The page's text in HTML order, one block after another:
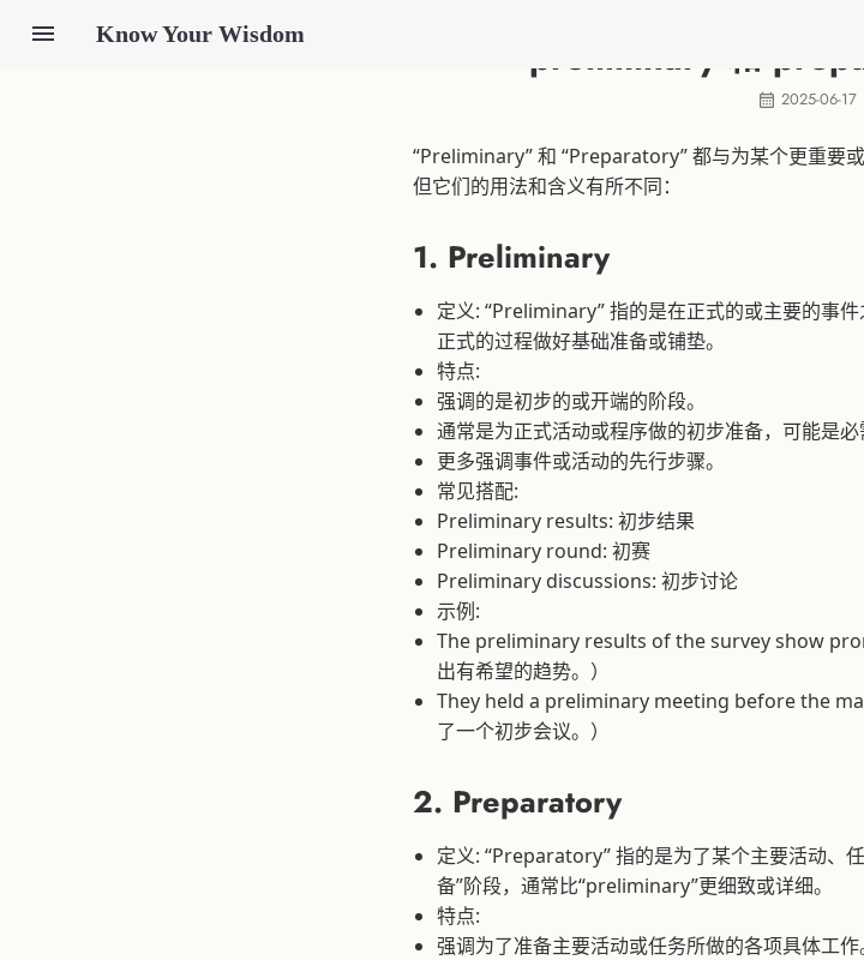
Know Your Wisdom preliminary 和
2025-06-17
“Preliminary” 和 “Preparatory” 都与为某个更重要
但它们的用法和含义有所不同：
1. Preliminary
定义: “Preliminary” 指的是在正式的或主要的事
正式的过程做好基础准备或铺垫。
特点:
强调的是初步的或开端的阶段。
通常是为正式活动或程序做的初步准备，可能是必
更多强调事件或活动的先行步骤。
常见搭配:
Preliminary results: 初步结果
Preliminary round: 初赛
Preliminary discussions: 初步讨论
示例:
The preliminary results of the survey show
出有希望的趋势。）
They held a preliminary meeting before the
了一个初步会议。）
2. Preparatory
定义: “Preparatory” 指的是为了某个主要活动、
备”阶段，通常比“preliminary”更细致或详细。
特点:
强调为了准备主要活动或任务所做的各项具体工作